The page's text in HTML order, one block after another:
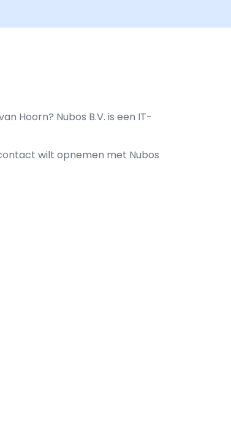
Hoorn? Nubos B.V. is een IT-
wilt opnemen met Nubos